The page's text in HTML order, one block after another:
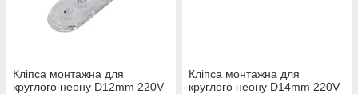
Кліпса монтажна для
круглого неону D12mm 220V
Кліпса монтажна для
круглого неону D14mm 220V